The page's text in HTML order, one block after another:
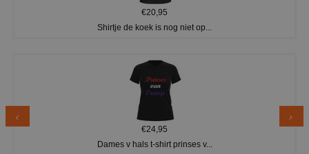
€20,95
Shirtje de koek is nog niet op...
€24,95
Dames v hals t-shirt prinses v...